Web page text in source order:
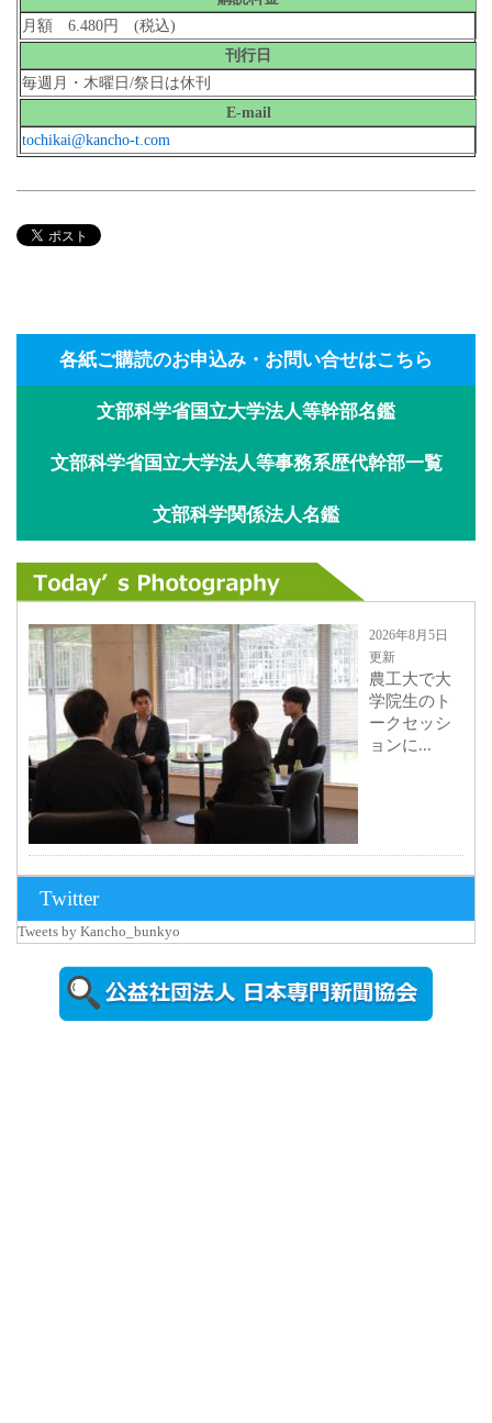
月額 6.480円 (税込)
刊行日
毎週月・木曜日/祭日は休刊
E-mail
tochikai@kancho-t.com
各紙ご購読のお申込み・お問い合せはこちら
文部科学省国立大学法人等幹部名鑑
文部科学省国立大学法人等事務系歴代幹部一覧
文部科学関係法人名鑑
2026年8月5日
更新
農工大で大
学院生のト
ークセッシ
ョンに...
ォトスポッ
ト （8...
Twitter
Tweets by Kancho_bunkyo